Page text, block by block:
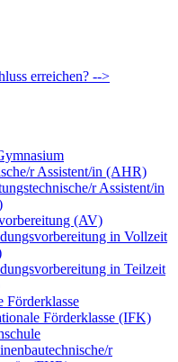
erreichen? -->
r Assistent/in (AHR)
r Assistent/in
(AV)
in Vollzeit
in Teilzeit
Förderklasse
Förderklasse (IFK)
r